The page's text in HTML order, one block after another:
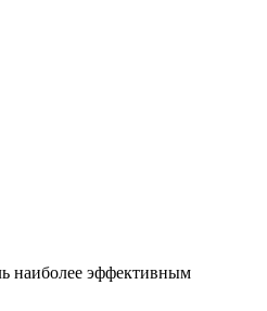
наиболее эффективным